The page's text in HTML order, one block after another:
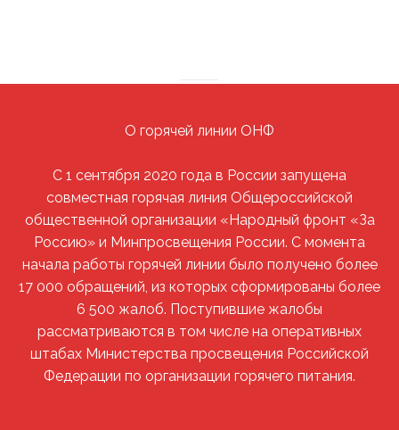
О горячей линии ОНФ
С 1 сентября 2020 года в России запущена
совместная горячая линия Общероссийской
общественной организации «Народный фронт «За
Россию» и Минпросвещения России. С момента
начала работы горячей линии было получено более
17 000 обращений, из которых сформированы более
6 500 жалоб. Поступившие жалобы
рассматриваются в том числе на оперативных
штабах Министерства просвещения Российской
Федерации по организации горячего питания.